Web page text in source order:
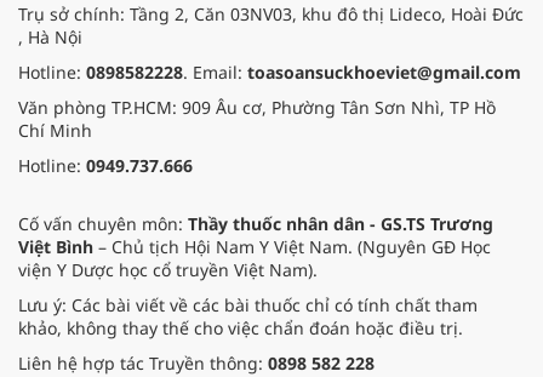
Trụ sở chính: Tầng 2, Căn 03NV03, khu đô thị Lideco, Hoài Đức
, Hà Nội
Hotline: 0898582228. Email: toasoansuckhoeviet@gmail.com
Văn phòng TP.HCM: 909 Âu cơ, Phường Tân Sơn Nhì, TP Hồ
Chí Minh
Hotline: 0949.737.666
Cố vấn chuyên môn: Thầy thuốc nhân dân - GS.TS Trương
Việt Bình – Chủ tịch Hội Nam Y Việt Nam. (Nguyên GĐ Học
viện Y Dược học cổ truyền Việt Nam).
Lưu ý: Các bài viết về các bài thuốc chỉ có tính chất tham
khảo, không thay thế cho việc chẩn đoán hoặc điều trị.
Liên hệ hợp tác Truyền thông: 0898 582 228